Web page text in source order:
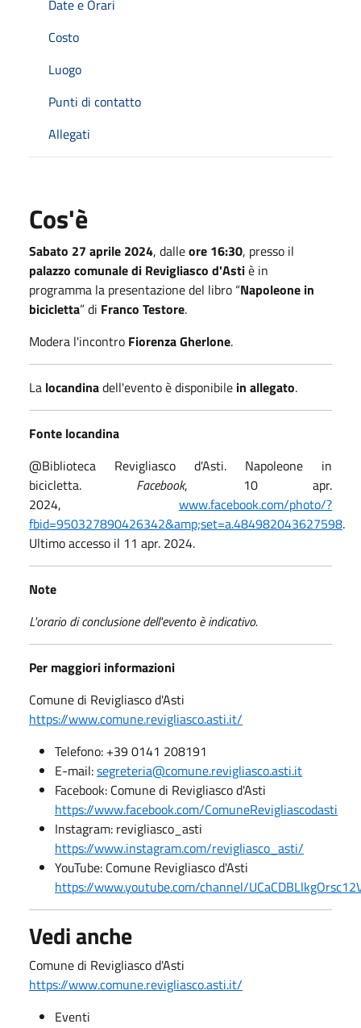
Date e Orari
Costo
Luogo
Punti di contatto
Allegati
Cos'è
Sabato 27 aprile 2024, dalleore 16:30, presso il
palazzo comunale di Revigliasco d'Astiè in
programma la presentazione del libro “Napoleone in
bicicletta” di Franco Testore.
Modera l'incontro Fiorenza Gherlone.
La locandinadell'evento è disponibile in allegato.
Fonte locandina
@Biblioteca Revigliasco d'Asti. Napoleone in
bicicletta. Facebook, 10 apr.
2024, www.facebook.com/photo/?
fbid=950327890426342&amp;set=a.484982043627598.
Ultimo accesso il 11 apr. 2024.
Note
L'orario di conclusione dell'evento è indicativo.
Per maggiori informazioni
Comune di Revigliasco d'Asti
https://www.comune.revigliasco.asti.it/
Telefono: +39 0141 208191
E-mail:segreteria@comune.revigliasco.asti.it
Facebook: Comune di Revigliasco d'Asti
https://www.facebook.com/ComuneRevigliascodasti
Instagram: revigliasco_asti
https://www.instagram.com/revigliasco_asti/
YouTube: Comune Revigliasco d'Asti
https://www.youtube.com/channel/
Vedi anche
Comune di Revigliasco d'Asti
https://www.comune.revigliasco.asti.it/
Eventi